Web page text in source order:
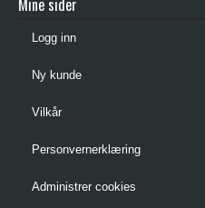
Mine sider
Logg inn
Ny kunde
Vilkår
Personvernerklæring
Administrer cookies